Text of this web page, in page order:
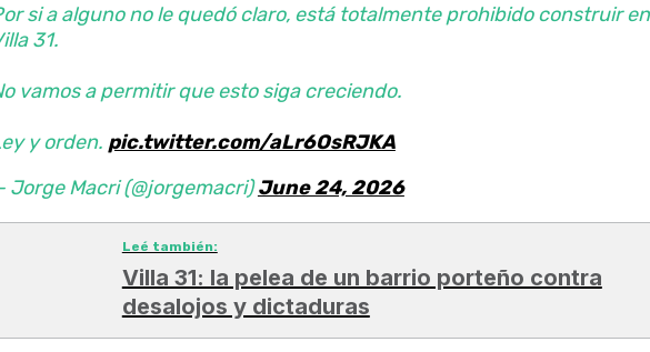
si a alguno no le quedó claro, está totalmente prohibido construir
31.
vamos a permitir que esto siga creciendo.
y orden. pic.twitter.com/aLr6OsRJKA
Jorge Macri (@jorgemacri)June 24, 2026
Leé también:
Villa 31: la pelea de un barrio porteño contra
desalojos y dictaduras